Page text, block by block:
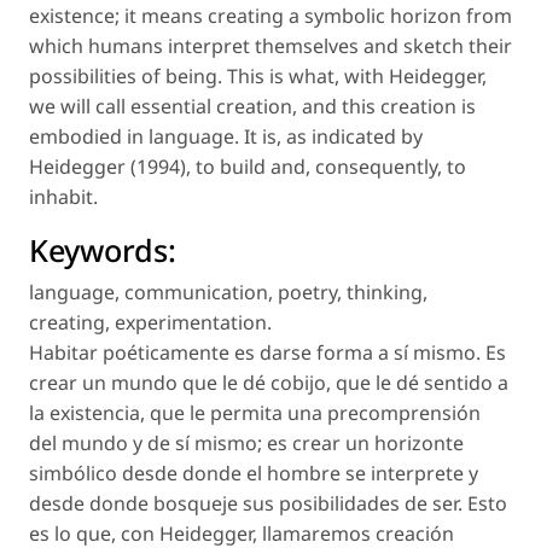
existence; it means creating a symbolic horizon from
which humans interpret themselves and sketch their
possibilities of being. This is what, with Heidegger,
we will call essential creation, and this creation is
embodied in language. It is, as indicated by
Heidegger (1994), to build and, consequently, to
inhabit.
Keywords:
language, communication, poetry, thinking,
creating, experimentation.
Habitar poéticamente es darse forma a sí mismo. Es
crear un mundo que le dé cobijo, que le dé sentido a
la existencia, que le permita una precomprensión
del mundo y de sí mismo; es crear un horizonte
simbólico desde donde el hombre se interprete y
desde donde bosqueje sus posibilidades de ser. Esto
es lo que, con Heidegger, llamaremos creación